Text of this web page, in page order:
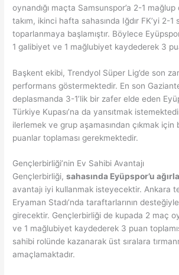
oynandığı maçta Samsunspor’a 2-1 mağlup
takım, ikinci hafta sahasında Iğdır FK’yi 2-
toparlanmaya başlamıştır. Böylece
1 galibiyet ve 1 mağlubiyet kaydederek 3
Başkent ekibi, Trendyol Süper Lig’de son
performans göstermektedir. En son
deplasmanda 3-1’lik bir zafer elde eden
Türkiye Kupası’na da yansıtmak
ilerlemek ve grup aşamasından çıkmak
puanlar toplaması gerekmektedir.
Gençlerbirliği’nin Ev Sahibi Avantajı
Gençlerbirliği,sahasında Eyüpspor’u
avantajı iyi kullanmak isteyecektir. Ankara
Eryaman Stadı’nda taraftarlarının
girecektir. Gençlerbirliği de kupada 2 maç
ve 1 mağlubiyet kaydederek 3 puan
sahibi rolünde kazanarak üst sıralara
amaçlamaktadır.